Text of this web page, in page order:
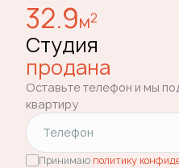
32.9м2
Студия
продана
Оставьте телефон и мы
квартиру
Принимаю политику